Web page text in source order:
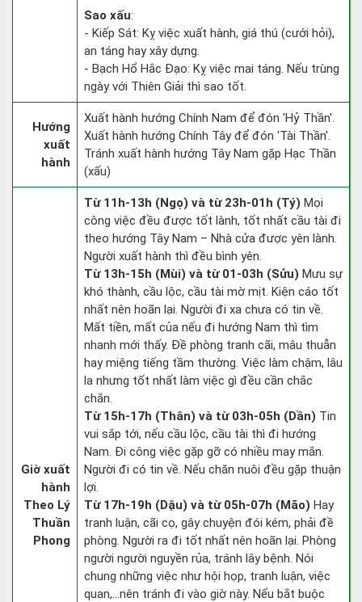
Sao xấu:
- Kiếp Sát: Kỵ việc xuất hành, giá thú (cưới hỏi),
an táng hay xây dựng.
- Bạch Hổ Hắc Đạo: Kỵ việc mai táng. Nếu trùng
ngày với Thiên Giải thì sao tốt.
Hướng
xuất
hành
Xuất hành hướng Chính Nam để đón 'Hỷ Thần'.
Xuất hành hướng Chính Tây để đón 'Tài Thần'.
Tránh xuất hành hướng Tây Nam gặp Hạc Thần
(xấu)
Giờ xuất
hành
Theo Lý
Thuần
Phong
Từ 11h-13h (Ngọ) và từ 23h-01h (Tý) Mọi
công việc đều được tốt lành, tốt nhất cầu tài đi
theo hướng Tây Nam – Nhà cửa được yên lành.
Người xuất hành thì đều bình yên.
Từ 13h-15h (Mùi) và từ 01-03h (Sửu) Mưu sự
khó thành, cầu lộc, cầu tài mờ mịt. Kiện cáo tốt
nhất nên hoãn lại. Người đi xa chưa có tin về.
Mất tiền, mất của nếu đi hướng Nam thì tìm
nhanh mới thấy. Đề phòng tranh cãi, mâu thuẫn
hay miệng tiếng tầm thường. Việc làm chậm, lâu
la nhưng tốt nhất làm việc gì đều cần chắc
chắn.
Từ 15h-17h (Thân) và từ 03h-05h (Dần) Tin
vui sắp tới, nếu cầu lộc, cầu tài thì đi hướng
Nam. Đi công việc gặp gỡ có nhiều may mắn.
Người đi có tin về. Nếu chăn nuôi đều gặp thuận
lợi.
Từ 17h-19h (Dậu) và từ 05h-07h (Mão) Hay
tranh luận, cãi cọ, gây chuyện đói kém, phải đề
phòng. Người ra đi tốt nhất nên hoãn lại. Phòng
người người nguyền rủa, tránh lây bệnh. Nói
chung những việc như hội họp, tranh luận, việc
quan,…nên tránh đi vào giờ này. Nếu bắt buộc